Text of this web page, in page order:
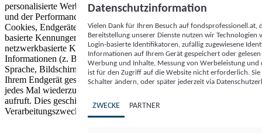
personalisierte Werbung und Inhalte, Messung von Werbeleistung
und der Performance von Inhalten sowie Zielgruppenforschung.
Cookies, Endgeräte- oder ähnliche Online-Kennungen (z. B. login-
basierte Kennungen, zufällig generierte Kennungen,
netzwerkbasierte Kennungen) können zusammen mit anderen
Informationen (z. B. Browsertyp und Browserinformationen,
Sprache, Bildschirmgröße, unterstützte Technologien usw.) auf
Ihrem Endgerät gespeichert oder von dort ausgelesen werden, um es
jedes Mal wiederzuerkennen, wenn es eine App oder einer Webseite
aufruft. Dies geschieht für einen oder mehrere der hier aufgeführten
Verarbeitungszwecke.
Datenschutzinformation
Vielen Dank für Ihren Besuch auf
Bereitstellung unserer Dienste nutzen wir Technologien
Login-basierte Identifikatoren, zufällig zugewiesene
Informationen auf Ihrem Gerät gespeichert oder
Werbung und Inhalte, Messung von Werbeleistung
ist für den Zugriff auf die Website nicht erforderlich.
Schalter ändern, oder später jederzeit via
ZWECKE PARTNER